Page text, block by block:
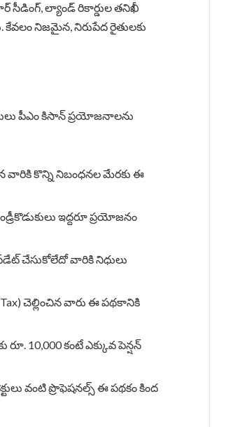
సీడింగ్, ల్యాండ్ రికార్డుల తనిఖీ
కేవలం నిజమైన, నిరుపేద రైతులకు
పీఎం కిసాన్ ప్రయోజనాలను
వారికి కొన్ని నిబంధనల మేరకు ఈ
ఇద్దరూ ప్రయోజనం
చేసుకోలేదో వారికి నిధులు
చెల్లించిన వారు ఈ పథకానికి
రూ. 10,000 కంటే ఎక్కువ పెన్షన్
వంటి ప్రొఫెషనల్స్ ఈ పథకం కింద